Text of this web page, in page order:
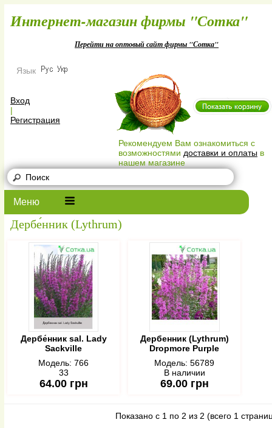
Интернет-магазин фирмы
Перейти на оптовый сайт фирмы "Сотка"
Язык
Рекомендуем Вам ознакомиться с
возможностями доставки и оплаты в
нашем магазине
Вход
|
Регистрация
Меню
Дербе́нник (Lythrum)
Дербе́нник sal. Lady
Sackville
Модель: 766
33
64.00 грн
Дербенник (Lythrum)
Dropmore Purple
Модель: 56789
В наличии
69.00 грн
Показано с 1 по 2 из 2 (всего 1